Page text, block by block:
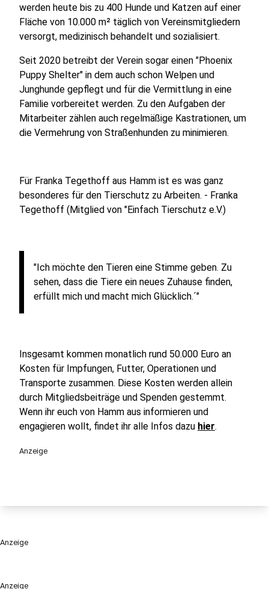
Anzeige
werden heute bis zu 400 Hunde und Katzen auf einer
Fläche von 10.000 m² täglich von Vereinsmitgliedern
versorgt, medizinisch behandelt und sozialisiert.
Seit 2020 betreibt der Verein sogar einen "Phoenix
Puppy Shelter" in dem auch schon Welpen und
Junghunde gepflegt und für die Vermittlung in eine
Familie vorbereitet werden. Zu den Aufgaben der
Mitarbeiter zählen auch regelmäßige Kastrationen, um
die Vermehrung von Straßenhunden zu minimieren.
Für Franka Tegethoff aus Hamm ist es was ganz
besonderes für den Tierschutz zu Arbeiten. - Franka
Tegethoff (Mitglied von "Einfach Tierschutz e.V.)
"Ich möchte den Tieren eine Stimme geben. Zu
sehen, dass die Tiere ein neues Zuhause finden,
erfüllt mich und macht mich Glücklich.´"
Insgesamt kommen monatlich rund 50.000 Euro an
Kosten für Impfungen, Futter, Operationen und
Transporte zusammen. Diese Kosten werden allein
durch Mitgliedsbeiträge und Spenden gestemmt.
Wenn ihr euch von Hamm aus informieren und
engagieren wollt, findet ihr alle Infos dazu hier.
Anzeige
Anzeige